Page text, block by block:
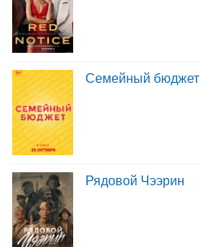
Семейный бюджет
Рядовой Чээрин